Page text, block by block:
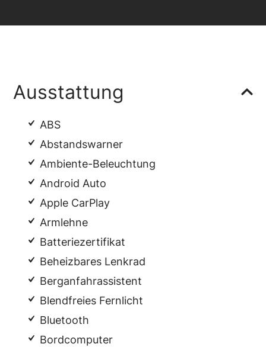
Ausstattung
ABS
Abstandswarner
Ambiente-Beleuchtung
Android Auto
Apple CarPlay
Armlehne
Batteriezertifikat
Beheizbares Lenkrad
Berganfahrassistent
Blendfreies Fernlicht
Bluetooth
Bordcomputer